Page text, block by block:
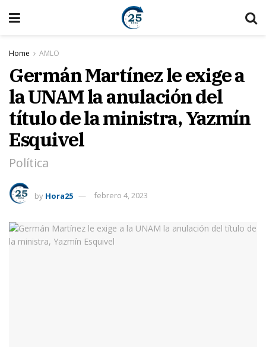
Home AMLO
Germán Martínez le exige a
la UNAM la anulación del
título de la ministra, Yazmín
Esquivel
Política
by Hora25 febrero 4, 2023